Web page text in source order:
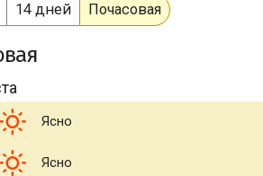
14 дней Почасовая
Ясно
Ясно